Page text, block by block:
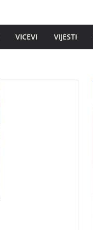
VICEVI VIJESTI